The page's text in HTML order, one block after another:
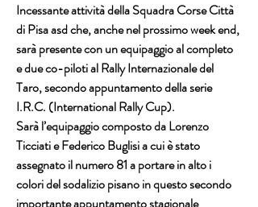
Incessante attività della Squadra Corse Città
di Pisa asd che, anche nel prossimo week end,
sarà presente con un equipaggio al completo
e due co-piloti al Rally Internazionale del
Taro, secondo appuntamento della serie
I.R.C. (International Rally Cup).
Sarà l’equipaggio composto da Lorenzo
Ticciati e Federico Buglisi a cui è stato
assegnato il numero 81 a portare in alto i
colori del sodalizio pisano in questo secondo